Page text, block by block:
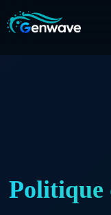
Politique